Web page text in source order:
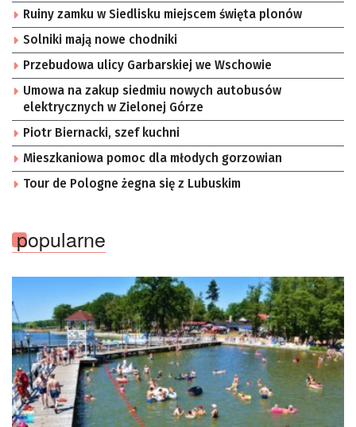
Ruiny zamku w Siedlisku miejscem święta plonów
Solniki mają nowe chodniki
Przebudowa ulicy Garbarskiej we Wschowie
Umowa na zakup siedmiu nowych autobusów
elektrycznych w Zielonej Górze
Piotr Biernacki, szef kuchni
Mieszkaniowa pomoc dla młodych gorzowian
Tour de Pologne żegna się z Lubuskim
popularne